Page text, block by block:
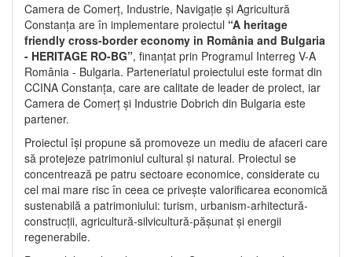
Camera de Comerț, Industrie, Navigație și Agricultură
Constanța are în implementare proiectul “A heritage
friendly cross-border economy in România and Bulgaria
- HERITAGE RO-BG”, finanțat prin Programul Interreg V-A
România - Bulgaria. Parteneriatul proiectului este format din
CCINA Constanța, care are calitate de leader de proiect, iar
Camera de Comerț și Industrie Dobrich din Bulgaria este
partener.
Proiectul își propune să promoveze un mediu de afaceri care
să protejeze patrimoniul cultural și natural. Proiectul se
concentrează pe patru sectoare economice, considerate cu
cel mai mare risc în ceea ce privește valorificarea economică
sustenabilă a patrimoniului: turism, urbanism-arhitectură-
construcții, agricultură-silvicultură-pășunat și energii
regenerabile.